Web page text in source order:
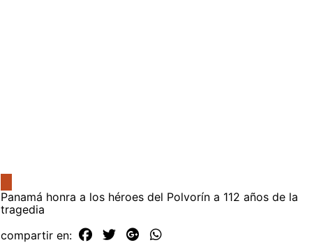
Panamá honra a los héroes del Polvorín a 112 años de la
tragedia
compartir en: